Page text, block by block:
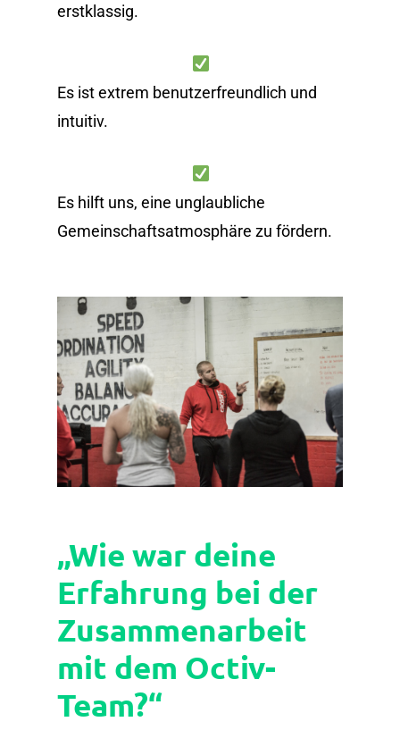
erstklassig.
Es ist extrem benutzerfreundlich und
intuitiv.
Es hilft uns, eine unglaubliche
Gemeinschaftsatmosphäre zu fördern.
„Wie war deine
Erfahrung bei der
Zusammenarbeit
mit dem Octiv-
Team?“